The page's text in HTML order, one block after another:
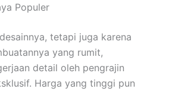
Populer
tetapi juga karena
yang rumit,
detail oleh pengrajin
Harga yang tinggi pun